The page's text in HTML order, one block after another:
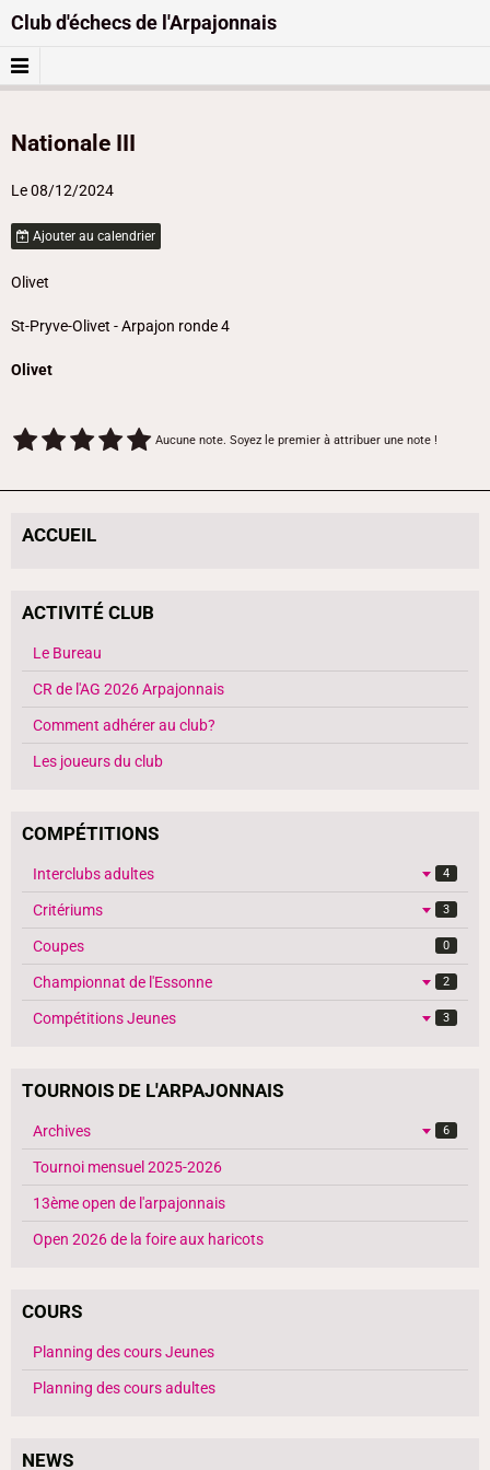
Club d'échecs de l'Arpajonnais
Nationale III
Le 08/12/2024
Ajouter au calendrier
Olivet
St-Pryve-Olivet - Arpajon ronde 4
Olivet
Aucune note. Soyez le premier à attribuer une note !
ACCUEIL
ACTIVITÉ CLUB
Le Bureau
CR de l'AG 2026 Arpajonnais
Comment adhérer au club?
Les joueurs du club
COMPÉTITIONS
Interclubs adultes 4
Critériums 3
Coupes 0
Championnat de l'Essonne 2
Compétitions Jeunes 3
TOURNOIS DE L'ARPAJONNAIS
Archives 6
Tournoi mensuel 2025-2026
13ème open de l'arpajonnais
Open 2026 de la foire aux haricots
COURS
Planning des cours Jeunes
Planning des cours adultes
NEWS